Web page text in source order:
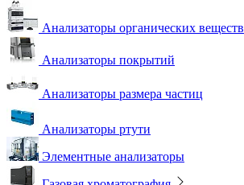
Анализаторы органических веществ
Анализаторы покрытий
Анализаторы размера частиц
Анализаторы ртути
Элементные анализаторы